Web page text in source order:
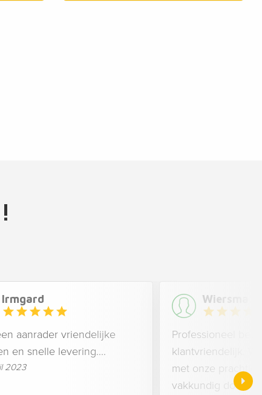
Irmgard
aanrader vriendelijke
en snelle levering....
2023
Wiersma
Professioneel
klantvriendelijk.
met onze
vakkundig door